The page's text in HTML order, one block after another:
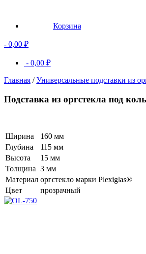
Корзина
- 0,00 ₽
- 0,00 ₽
Главная /Универсальные подставки из
Подставка из оргстекла под
Ширина
160 мм
Глубина
115 мм
Высота
15 мм
Толщина 3 мм
Материал оргстекло марки Plexiglas®
Цвет
прозрачный